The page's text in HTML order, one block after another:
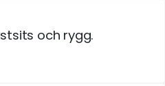
och rygg.